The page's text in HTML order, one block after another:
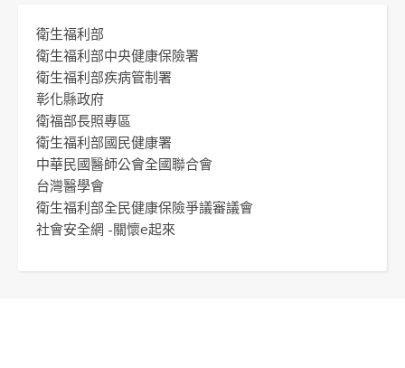
衛生福利部
衛生福利部中央健康保險署
衛生福利部疾病管制署
彰化縣政府
衛福部長照專區
衛生福利部國民健康署
中華民國醫師公會全國聯合會
台灣醫學會
衛生福利部全民健康保險爭議審議會
社會安全網 -關懷e起來